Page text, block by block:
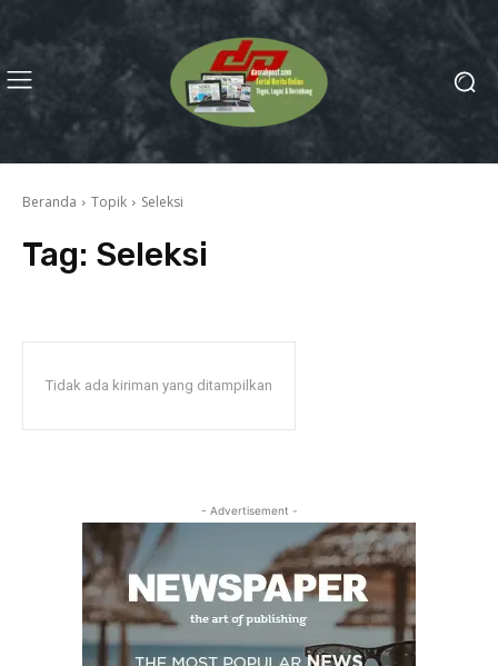
Beranda Topik Seleksi
Tag: Seleksi
Tidak ada kiriman yang ditampilkan
- Advertisement -